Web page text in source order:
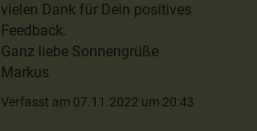
vielen Dank für Dein positives
Feedback.
Ganz liebe Sonnengrüße
Markus
Verfasst am 07.11.2022 um 20:43